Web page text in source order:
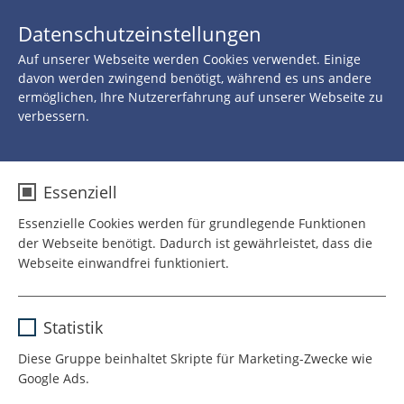
Zurück zu allen Neuigkeiten
20.OKTOBER 2016
“Eine Maske aufzusetzen
bedeutet, Verantwortung
zu tragen”
Clown als Sinnbild des
Menschlichen
Datenschutzeinstellungen
Auf unserer Webseite werden Cookies verwendet. Einige
davon werden zwingend benötigt, während es uns andere
ermöglichen, Ihre Nutzererfahrung auf unserer Webseite zu
verbessern.
Essenziell
Essenzielle Cookies werden für grundlegende Funktionen
der Webseite benötigt. Dadurch ist gewährleistet, dass die
Webseite einwandfrei funktioniert.
Laufzeit
Statistik
Diese Gruppe beinhaltet Skripte für Marketing-Zwecke wie
Google Ads.